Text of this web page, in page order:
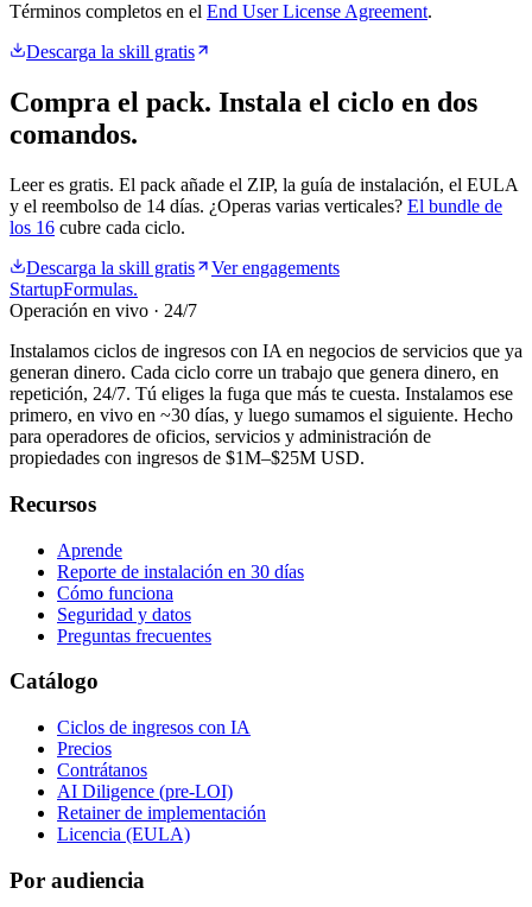
Términos completos en el End User License Agreement.
Descarga la skill gratis
Compra el pack. Instala el ciclo en dos
comandos.
Leer es gratis. El pack añade el ZIP, la guía de instalación, el EULA
y el reembolso de 14 días. ¿Operas varias verticales? El bundle de
los 16 cubre cada ciclo.
Descarga la skill gratis
Ver engagements
StartupFormulas.
Operación en vivo · 24/7
Instalamos ciclos de ingresos con IA en negocios de servicios que ya
generan dinero. Cada ciclo corre un trabajo que genera dinero, en
repetición, 24/7. Tú eliges la fuga que más te cuesta. Instalamos ese
primero, en vivo en ~30 días, y luego sumamos el siguiente. Hecho
para operadores de oficios, servicios y administración de
propiedades con ingresos de $1M–$25M USD.
Recursos
Aprende
Reporte de instalación en 30 días
Cómo funciona
Seguridad y datos
Preguntas frecuentes
Catálogo
Ciclos de ingresos con IA
Precios
Contrátanos
AI Diligence (pre-LOI)
Retainer de implementación
Licencia (EULA)
Por audiencia